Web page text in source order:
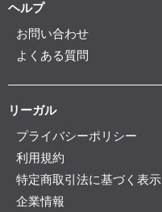
ヘルプ
お問い合わせ
よくある質問
リーガル
プライバシーポリシー
利用規約
特定商取引法に基づく表示
企業情報